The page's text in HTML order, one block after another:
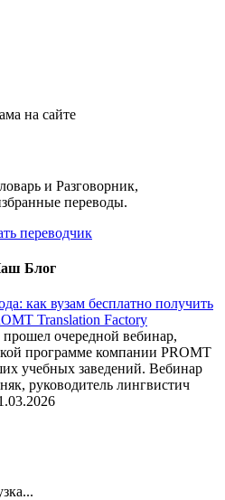
на сайте
и Разговорник,
переводы.
Блог
как вузам бесплатно получить
Translation Factory
прошел очередной вебинар,
программе компании PROMT
учебных заведений. Вебинар
руководитель лингвистич